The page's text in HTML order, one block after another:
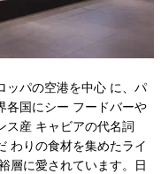
ッパの空港を中心 に、パ
各国にシー フードバーや
ス産 キャビアの代名詞
わりの食材を集めたライ
層に愛されています。日